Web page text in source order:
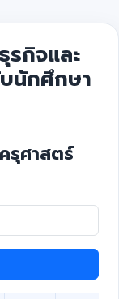
รกิจและ
นักศึกษา
รุศาสตร์